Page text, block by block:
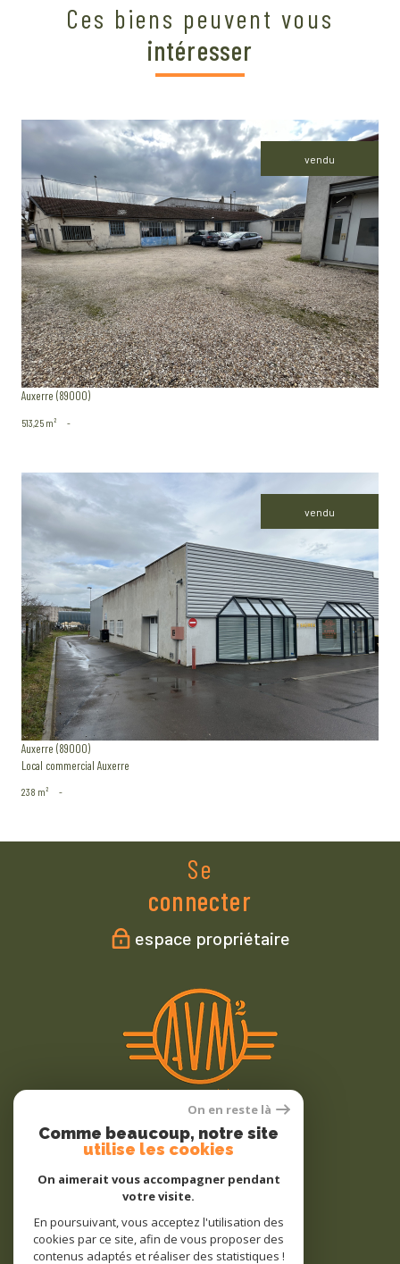
Ces biens peuvent vous
intéresser
vendu
voir le bien
Auxerre (89000)
513,25 m² -
vendu
voir le bien
Auxerre (89000)
Local commercial Auxerre
238 m² -
Se
connecter
espace propriétaire
Nous
adhérons
On en reste là
Comme beaucoup, notre site
utilise les cookies
On aimerait vous accompagner pendant
votre visite.
En poursuivant, vous acceptez l'utilisation des
cookies par ce site, afin de vous proposer des
contenus adaptés et réaliser des statistiques !